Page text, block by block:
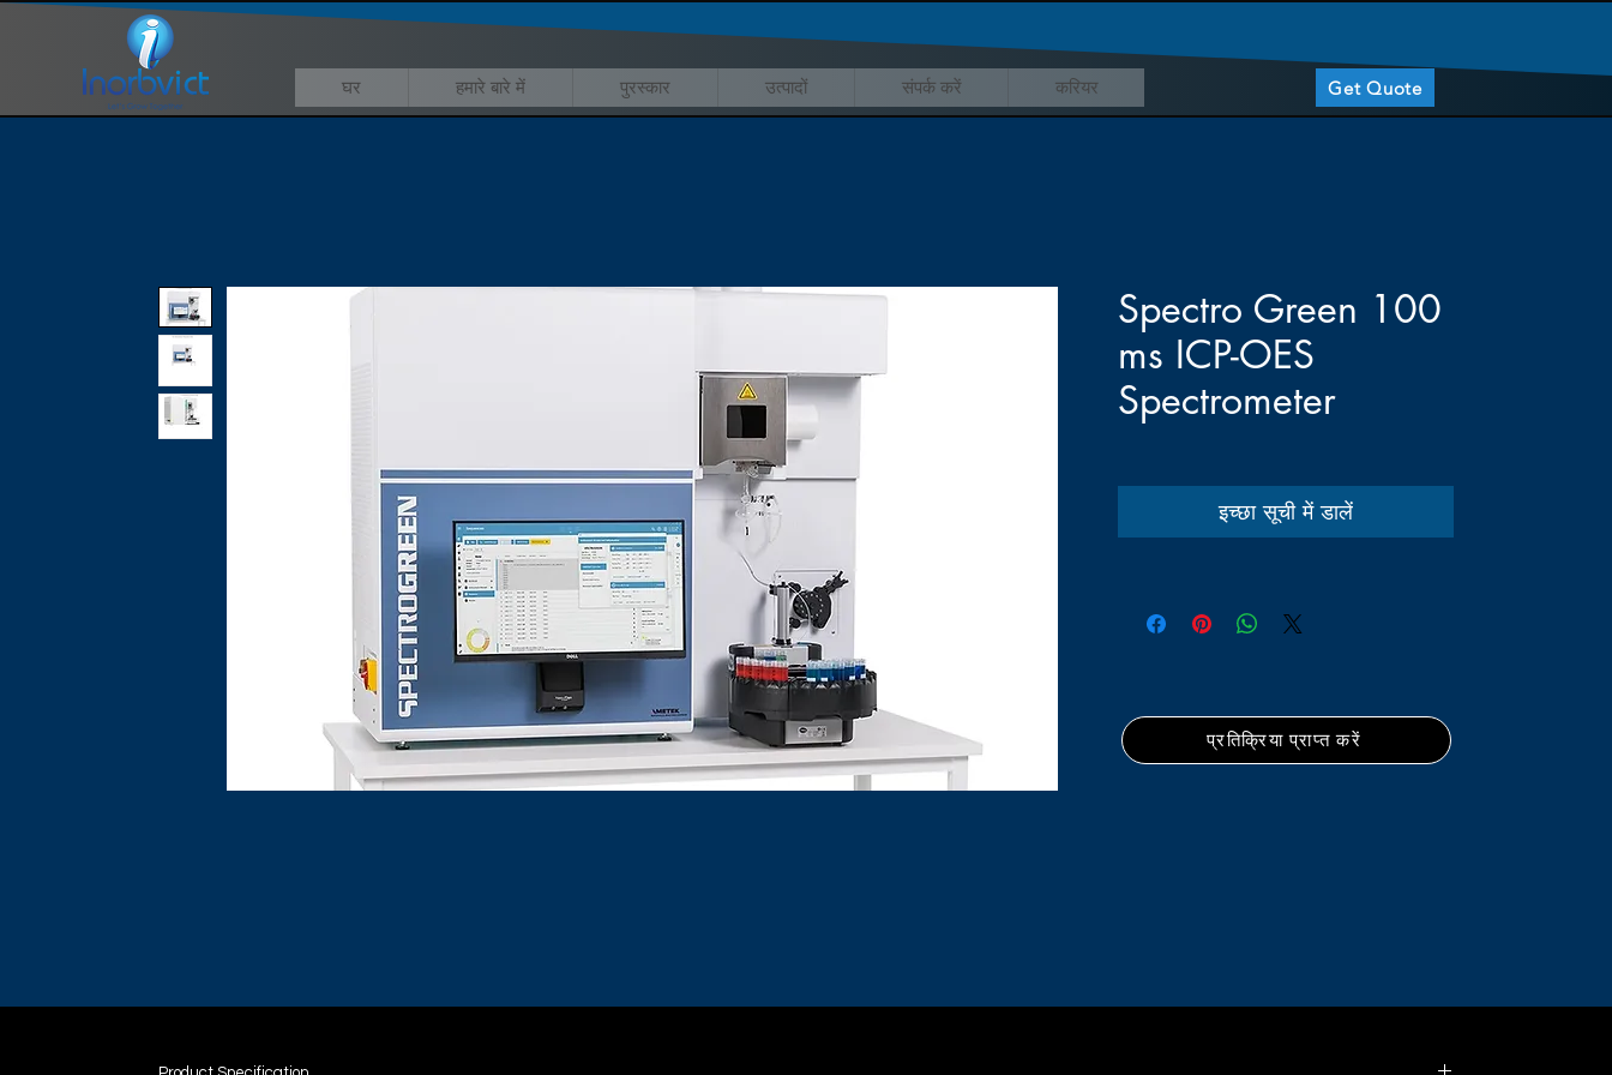
घर हमारे बारे में पुरस्कार उत्पादों संपर्क करें करियर Get Quote
Spectro Green 100
ms ICP-OES
Spectrometer
इच्छा सूची में डालें
प्रतिक्रिया प्राप्त करें